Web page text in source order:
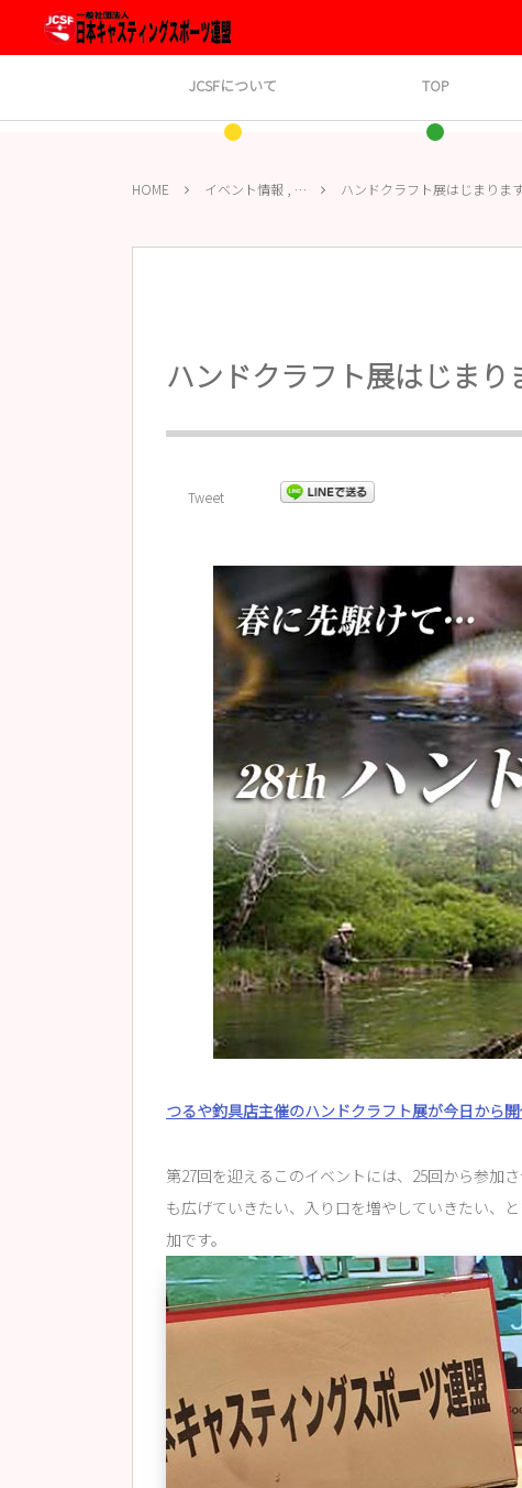
JCSFについて TOP
HOME イベント情報 , … ハンドクラフト展はじまりま
ハンドクラフト展はじまり
Tweet
つるや釣具店主催のハンドクラフト展が今日から開
第27回を迎えるこのイベントには、25回から参加
も広げていきたい、入り口を増やしていきたい、
加です。